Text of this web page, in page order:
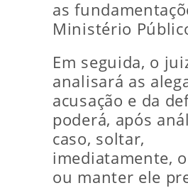
as
Ministério
Em seguida, o
analisará as
acusação e da
poderá, após
caso, soltar,
imediatamente,
ou manter ele